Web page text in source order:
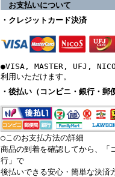
お支払いについて
・クレジットカード決済
●VISA, MASTER, UFJ,
利用いただけます。
・後払い（コンビニ・銀行・郵
○このお支払方法の詳細
商品の到着を確認してから、「
行」で
後払いできる安心・簡単な決済